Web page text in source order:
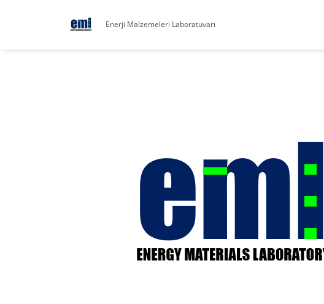
Enerji Malzemeleri Laboratuvarı